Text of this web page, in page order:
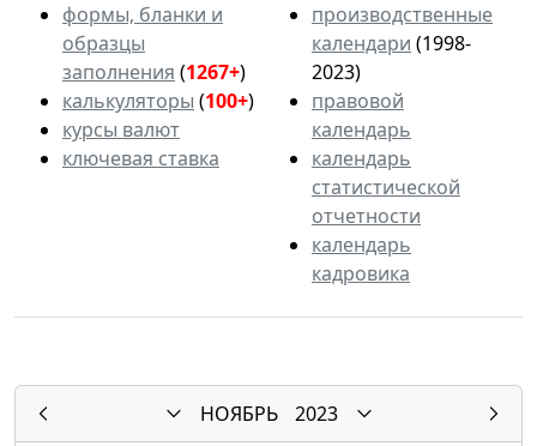
формы, бланки и
образцы
заполнения (1267+)
калькуляторы (100+)
курсы валют
ключевая ставка
производственные
календари (1998-
2023)
правовой
календарь
календарь
статистической
отчетности
календарь
кадровика
НОЯБРЬ
2023